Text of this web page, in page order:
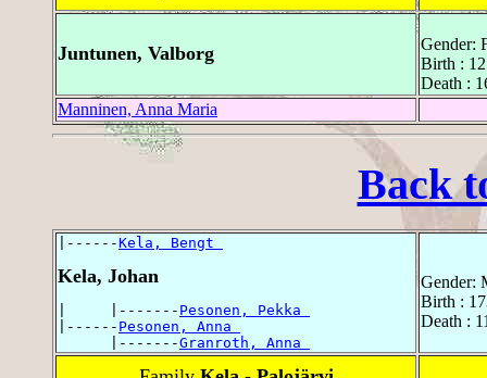
Juntunen, Valborg
Gender:
Birth :
Death :
Manninen, Anna Maria
Back
|------Kela, Bengt
Kela, Johan
|     |------- Pesonen, Pekka
|------ Pesonen, Anna
      |-------
Granroth, Anna
Gender:
Birth :
Death :